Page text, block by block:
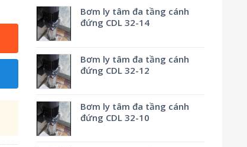
Bơm ly tâm đa tầng cánh
đứng CDL 32-14
Bơm ly tâm đa tầng cánh
đứng CDL 32-12
Bơm ly tâm đa tầng cánh
đứng CDL 32-10